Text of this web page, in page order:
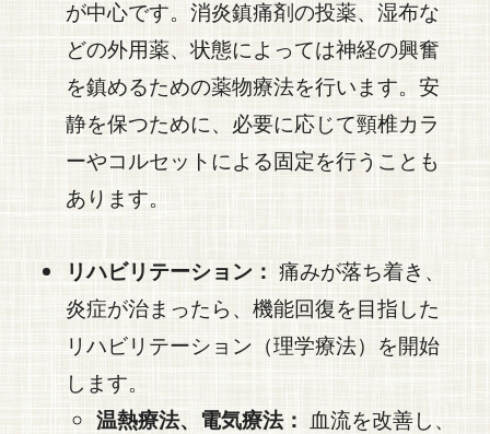
が中心です。消炎鎮痛剤の投薬、湿布な
どの外用薬、状態によっては神経の興奮
を鎮めるための薬物療法を行います。 安
静を保つために、必要に応じて頸椎カラ
ーやコルセットによる固定を行うことも
あります。
リハビリテーション： 痛みが落ち着き、
炎症が治まったら、機能回復を目指した
リハビリテーション（理学療法）を開始
します。
温熱療法、電気療法：
血流を改善し、